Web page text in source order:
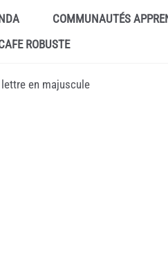
COMMUNAUTÉS
ROBUSTE
en majuscule